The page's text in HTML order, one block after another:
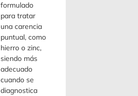
formulado
para tratar
una carencia
puntual, como
hierro o zinc,
siendo más
adecuado
cuando se
diagnostica